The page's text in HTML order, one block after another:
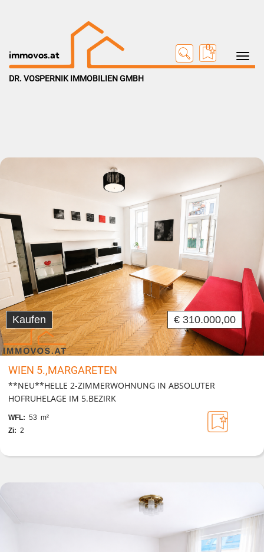
Toggle
immovos.at
0
DR. VOSPERNIK IMMOBILIEN GMBH
Kaufen € 310.000,00
WIEN 5.,MARGARETEN
**NEU**HELLE 2-ZIMMERWOHNUNG IN ABSOLUTER
HOFRUHELAGE IM 5.BEZIRK
WFL: 53 m²
Zi: 2